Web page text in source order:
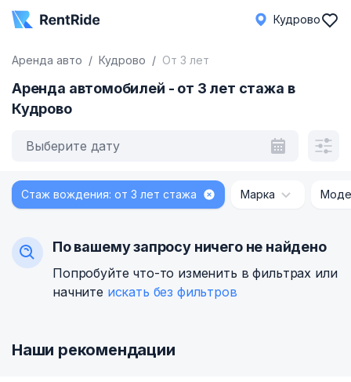
Кудрово
Аренда авто Кудрово От 3 лет
Аренда автомобилей - от 3 лет стажа в
Кудрово
Выберите дату
Стаж вождения: от 3 лет стажа Марка
По вашему запросу ничего не найдено
Попробуйте что-то изменить в фильтрах или
начните искать без фильтров
Наши рекомендации